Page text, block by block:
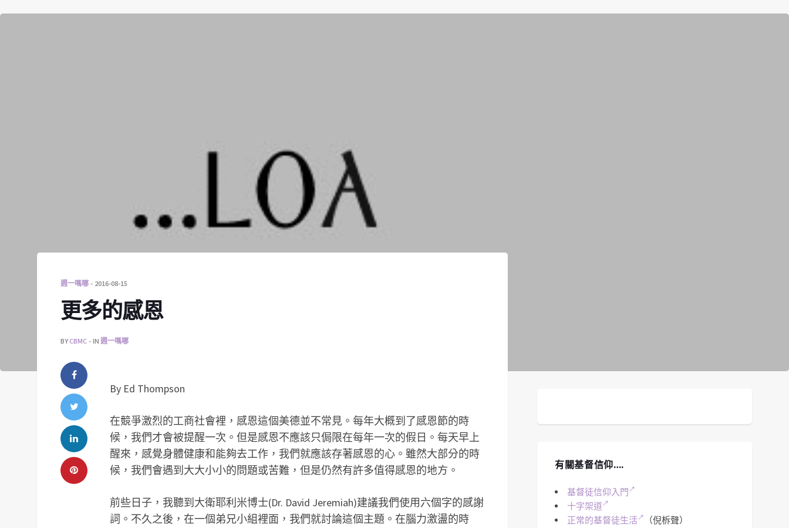
週一嗎哪 2016-08-15
更多的感恩
BYCBMC IN 週一嗎哪
By Ed Thompson
在競爭激烈的工商社會裡，感恩這個美德並不常見。每年大概到了感恩節的時
候，我們才會被提醒一次。但是感恩不應該只侷限在每年一次的假日。每天早上
醒來，感覺身體健康和能夠去工作，我們就應該存著感恩的心。雖然大部分的時
候，我們會遇到大大小小的問題或苦難，但是仍然有許多值得感恩的地方。
前些日子，我聽到大衛耶利米博士(Dr. David Jeremiah)建議我們使用六個字的感謝
詞。不久之後，在一個弟兄小組裡面，我們就討論這個主題。在腦力激盪的時
有關基督信仰….
基督徒信仰入門
十字架道
正常的基督徒生活
（倪柝聲）